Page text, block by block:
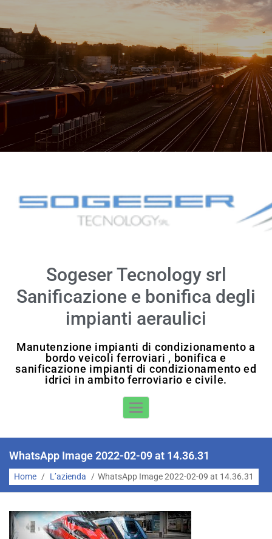
Sogeser Tecnology srl
Sanificazione e bonifica degli
impianti aeraulici
Manutenzione impianti di condizionamento a
bordo veicoli ferroviari , bonifica e
sanificazione impianti di condizionamento ed
idrici in ambito ferroviario e civile.
Toggle Navigation
WhatsApp Image 2022-02-09 at 14.36.31
Home / L’azienda / WhatsApp Image 2022-02-09 at 14.36.31